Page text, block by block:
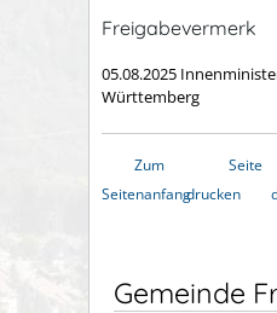
Freigabevermerk
05.08.2025
Württemberg
Zum
Seitenanfang
Seite
drucken
Gemeinde